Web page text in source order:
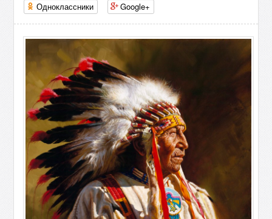
Одноклассники
Google+